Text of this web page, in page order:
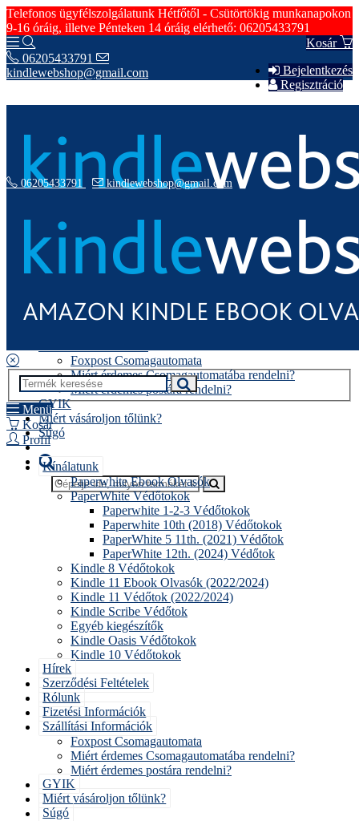
Telefonos ügyfélszolgálatunk Hétfőtől - Csütörtökig munkanapokon
9-16 óráig, illetve Pénteken 14 óráig elérhető: 06205433791
Kosár
Bejelentkezés
Regisztráció
06205433791
kindlewebshop@gmail.com
Szerződési Feltételek
Rólunk
Foxpost Csomagautomata
Miért érdemes Csomagautomatába rendelni?
Miért érdemes postára rendelni?
GYIK
Miért vásároljon tőlünk?
Súgó
06205433791 kindlewebshop@gmail.com
Menü
Kosár
Profil
Kínálatunk
Paperwhite Ebook Olvasók
PaperWhite Védőtokok
Paperwhite 1-2-3 Védőtokok
Paperwhite 10th (2018) Védőtokok
PaperWhite 5 11th. (2021) Védőtok
PaperWhite 12th. (2024) Védőtok
Kindle 8 Védőtokok
Kindle 11 Ebook Olvasók (2022/2024)
Kindle 11 Védőtok (2022/2024)
Kindle Scribe Védőtok
Egyéb kiegészítők
Kindle Oasis Védőtokok
Kindle 10 Védőtokok
Hírek
Szerződési Feltételek
Rólunk
Fizetési Információk
Szállítási Információk
Foxpost Csomagautomata
Miért érdemes Csomagautomatába rendelni?
Miért érdemes postára rendelni?
GYIK
Miért vásároljon tőlünk?
Súgó